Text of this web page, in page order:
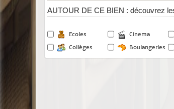
AUTOUR DE CE BIEN : découvrez
Ecoles Cinema
Collèges
Boulangeries